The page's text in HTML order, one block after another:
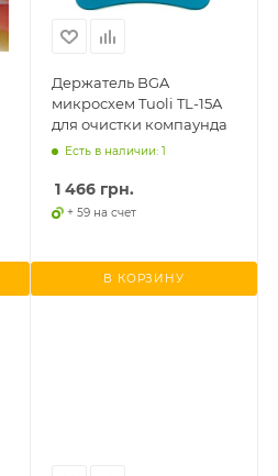
Держатель BGA
микросхем Tuoli TL-15A
для очистки компаунда
Есть в наличии: 1
1 466 грн.
+ 59 на счет
В КОРЗИНУ